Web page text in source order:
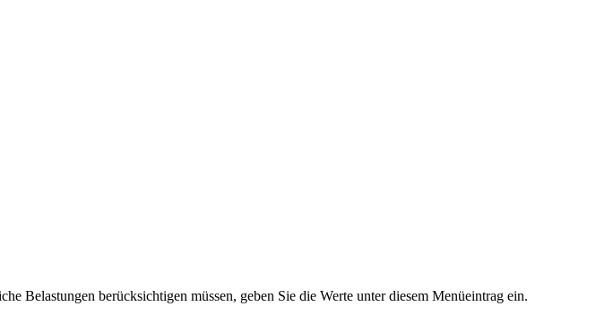
Belastungen berücksichtigen müssen, geben Sie die Werte unter diesem Menüeintrag ein.